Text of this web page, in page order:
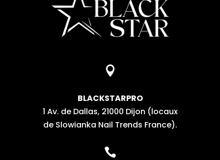

BLACKSTARPRO
1 Av. de Dallas, 21000 Dijon (locaux
de Slowianka Nail Trends France).
